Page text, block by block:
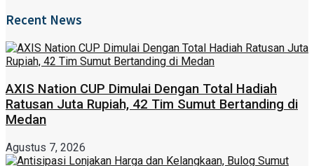
Recent News
AXIS Nation CUP Dimulai Dengan Total Hadiah
Ratusan Juta Rupiah, 42 Tim Sumut Bertanding di
Medan
Agustus 7, 2026